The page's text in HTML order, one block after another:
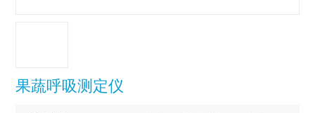
果蔬呼吸测定仪